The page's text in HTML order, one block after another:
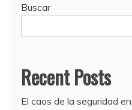
Buscar
Recent Posts
El caos de la seguridad